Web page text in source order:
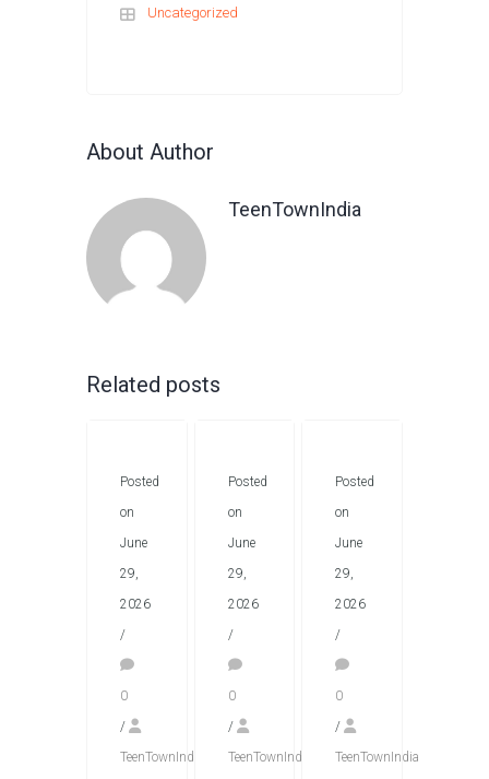
Uncategorized
About Author
TeenTownIndia
Related posts
Posted
on
June
29,
2026
/
0
/
TeenTownIndia
Posted
on
June
29,
2026
/
0
/
TeenTownIndia
Posted
on
June
29,
2026
/
0
/
TeenTownIndia